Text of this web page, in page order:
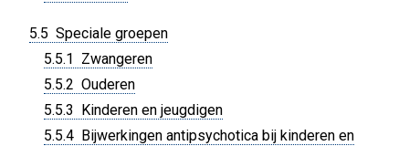
5.5 Speciale groepen
5.5.1 Zwangeren
5.5.2 Ouderen
5.5.3 Kinderen en jeugdigen
5.5.4 Bijwerkingen antipsychotica bij kinderen en